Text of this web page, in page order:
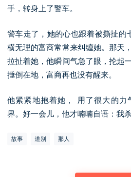
手，转身上了警车。
警车走了，她的心也跟着被撕扯
横无理的富商常常来纠缠她。那天
拉扯着她，他瞬间气急了眼，抡起
捶倒在地，富商再也没有醒来。
他紧紧地抱着她， 用了很大的力
界。好一会儿，他才喃喃自语：我杀
故事 道别 那人